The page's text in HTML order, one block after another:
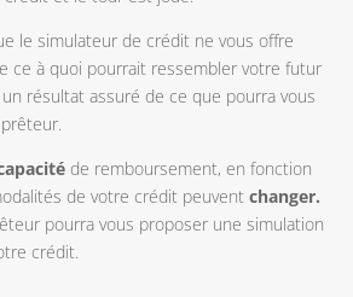
le simulateur de crédit ne vous offre
ce à quoi pourrait ressembler votre futur
résultat assuré de ce que pourra vous
de remboursement, en fonction
de votre crédit peuventchanger.
pourra vous proposer une simulation
crédit.